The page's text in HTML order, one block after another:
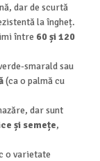
dar de scurtă
la îngheț.
între 60 și 120
smarald sau
(ca o palmă cu
dar sunt
și semețe,
o varietate